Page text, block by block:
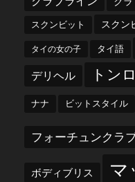
スクンビット スクン
タイの女の子 タイ語
デリヘル トン
ナナ ビットスタイル
フォーチュンクラ
ボディブリス マ